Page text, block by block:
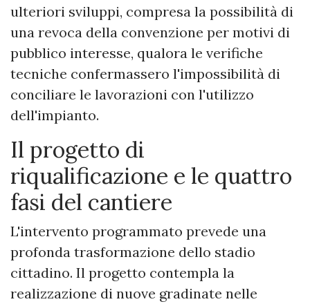
ulteriori sviluppi, compresa la possibilità di
una revoca della convenzione per motivi di
pubblico interesse, qualora le verifiche
tecniche confermassero l'impossibilità di
conciliare le lavorazioni con l'utilizzo
dell'impianto.
Il progetto di
riqualificazione e le quattro
fasi del cantiere
L'intervento programmato prevede una
profonda trasformazione dello stadio
cittadino. Il progetto contempla la
realizzazione di nuove gradinate nelle